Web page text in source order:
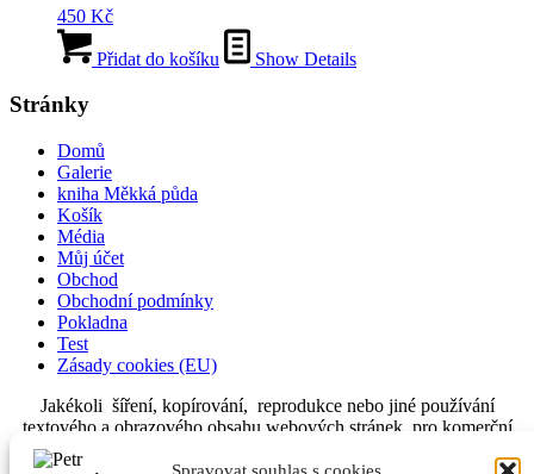
Spravovat souhlas s cookies
450 Kč
Přidat do košíku Show Details
Stránky
Domů
Galerie
kniha Měkká půda
Košík
Média
Můj účet
Obchod
Obchodní podmínky
Pokladna
Test
Zásady cookies (EU)
Jakékoli šíření, kopírování, reprodukce nebo jiné používání
textového a obrazového obsahu webových stránek pro komerční
i nekomerční účely je bez písemného souhlasu provozovatele
zakázáno.